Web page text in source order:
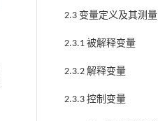
2.3 变量定义及其测量
2.3.1 被解释变量
2.3.2 解释变量
2.3.3 控制变量